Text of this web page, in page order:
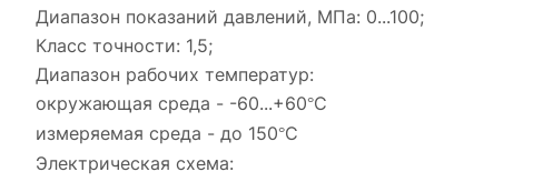
Диапазон показаний давлений, МПа: 0...100;
Класс точности: 1,5;
Диапазон рабочих температур:
окружающая среда - -60...+60°С
измеряемая среда - до 150°С
Электрическая схема: